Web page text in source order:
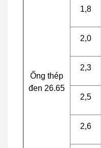
Ống thép
đen 26.65
1,8
2,0
2,3
2,5
2,6